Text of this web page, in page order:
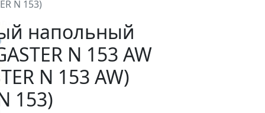
N 153)
напольный
N 153 AW
N 153 AW)
153)